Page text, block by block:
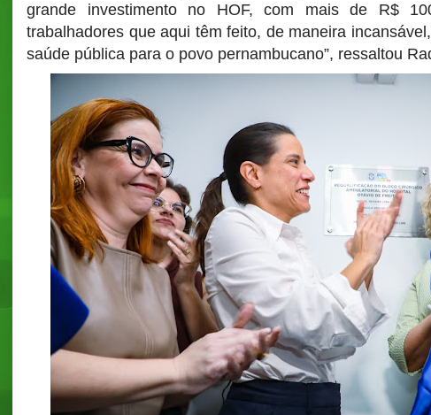
grande investimento no HOF, com mais de R$
trabalhadores que aqui têm feito, de maneira
saúde pública para o povo pernambucano”, ressaltou